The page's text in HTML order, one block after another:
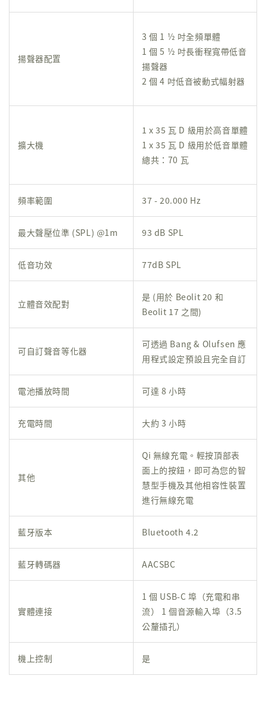
揚聲器配置
3 個 1 ½ 吋全頻單體
1 個 5 ½ 吋長衝程寬帶低音
揚聲器
2 個 4 吋低音被動式幅射器
擴大機
1 x 35 瓦 D 級用於高音單體
1 x 35 瓦 D 級用於低音單體
總共：70 瓦
頻率範圍 37 - 20.000 Hz
最大聲壓位準 (SPL) @1m 93 dB SPL
低音功效 77dB SPL
立體音效配對
是 (用於 Beolit 20 和
Beolit 17 之間)
可自訂聲音等化器
可透過 Bang & Olufsen 應
用程式設定預設且完全自訂
電池播放時間 可達 8 小時
充電時間 大約 3 小時
其他
Qi 無線充電。輕按頂部表
面上的按鈕，即可為您的智
慧型手機及其他相容性裝置
進行無線充電
藍牙版本 Bluetooth 4.2
藍牙轉碼器 AACSBC
實體連接
1 個 USB-C 埠（充電和串
流） 1 個音源輸入埠（3.5
公釐插孔）
機上控制 是